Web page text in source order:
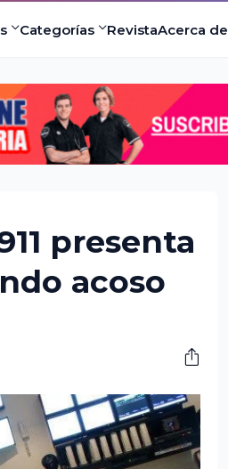
Categorías RevistaAcerca de
presenta
acoso